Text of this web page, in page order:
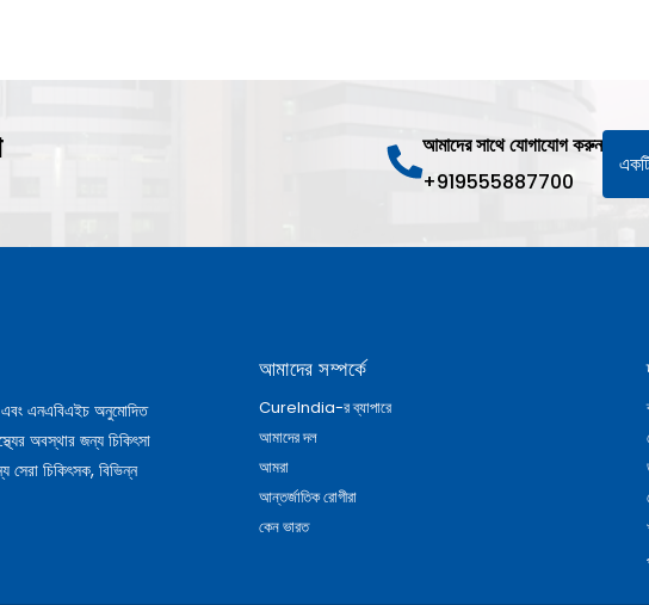
আমাদের সাথে যোগাযোগ করুন
+919555887700
এনএবিএইচ অনুমোদিত
অবস্থার জন্য চিকিৎসা
চিকিৎসক, বিভিন্ন
আমাদের সম্পর্কে
CureIndia-র ব্যাপারে
আমাদের দল
আমরা
আন্তর্জাতিক রোগীরা
কেন ভারত